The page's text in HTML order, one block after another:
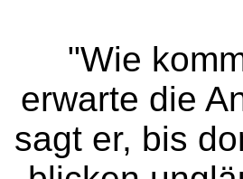
"Wie
erwarte die
sagt er, bis